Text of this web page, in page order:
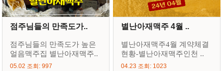
점주님들의 만족도가..
점주님들의 만족도가 높은
얼음맥주집 별난아재맥주..
05.02 조회: 997
별난아재맥주 4월 ..
별난아재맥주4월 계약체결
현황-별난아재맥주인천 ..
04.23 조회: 1023